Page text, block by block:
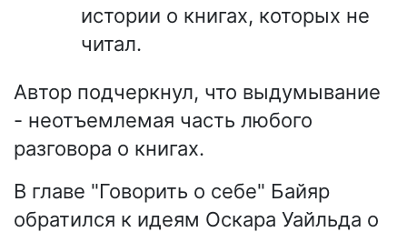
истории о книгах, которых не
читал.
Автор подчеркнул, что выдумывание
- неотъемлемая часть любого
разговора о книгах.
В главе "Говорить о себе" Байяр
обратился к идеям Оскара Уайльда о